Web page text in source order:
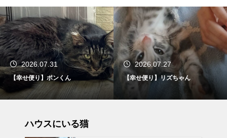
2026.07.27
【幸せ便り】リズちゃん
2026.07.25
【幸せ便り】 ウニちゃん
ハウスにいる猫